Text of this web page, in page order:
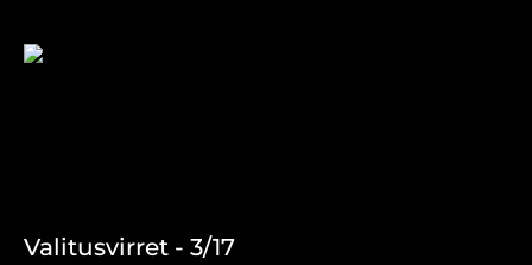
Valitusvirret - 3/17